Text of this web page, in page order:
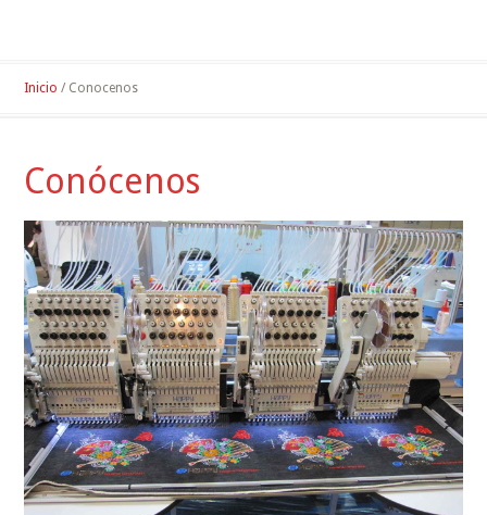
Inicio / Conocenos
Conócenos